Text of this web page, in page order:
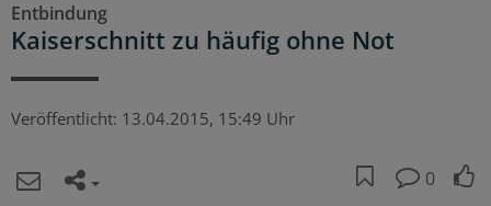
Entbindung
Kaiserschnitt zu häufig ohne Not
Veröffentlicht: 13.04.2015, 15:49 Uhr
0